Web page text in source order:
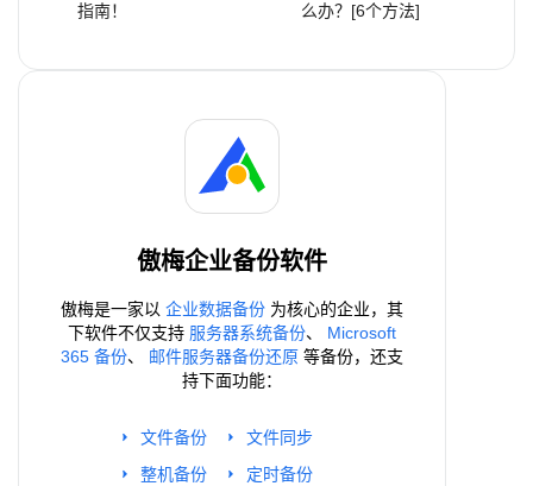
指南！
么办？[6个方法]
傲梅企业备份软件
傲梅是一家以 企业数据备份 为核心的企业，其
下软件不仅支持 服务器系统备份、 Microsoft
365 备份、 邮件服务器备份还原 等备份，还支
持下面功能：
文件备份
整机备份
文件同步
定时备份